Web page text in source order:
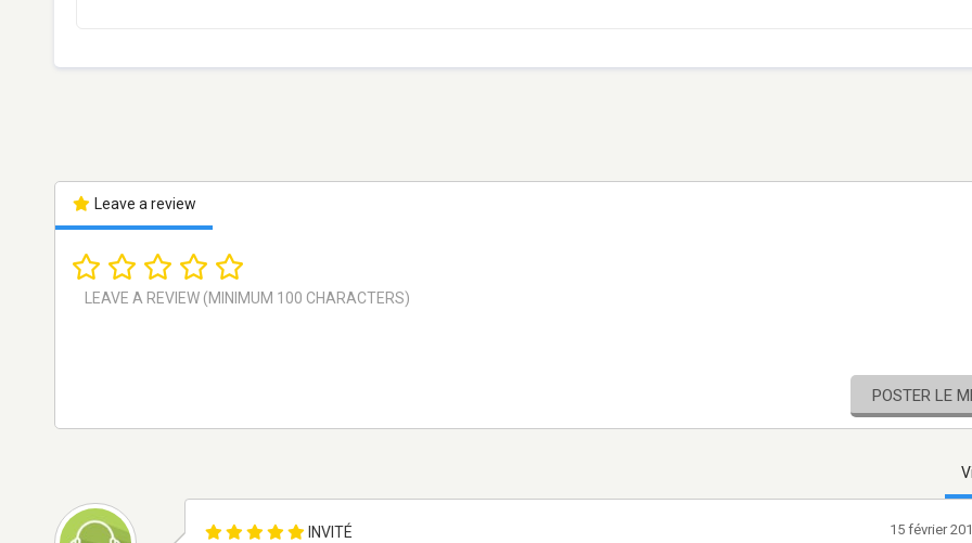
Leave a review
POSTER LE
INVITÉ
15 février